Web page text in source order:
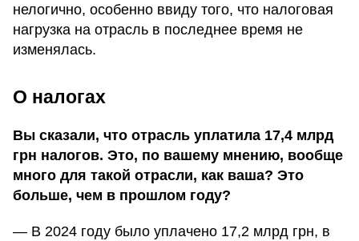
нелогично, особенно ввиду того, что налоговая
нагрузка на отрасль в последнее время не
изменялась.
О налогах
Вы сказали, что отрасль уплатила 17,4 млрд
грн налогов. Это, по вашему мнению, вообще
много для такой отрасли, как ваша? Это
больше, чем в прошлом году?
— В 2024 году было уплачено 17,2 млрд грн, в